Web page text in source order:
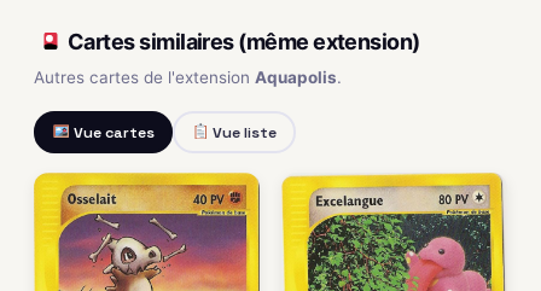
Cartes similaires (même extension)
Autres cartes de l'extension Aquapolis.
Vue cartes Vue liste